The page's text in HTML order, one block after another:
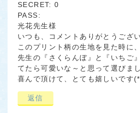
SECRET: 0
PASS:
光花先生様
いつも、コメントありがとうござ
このプリント柄の生地を見た時に、
先生の『さくらんぼ』と『いちご
てたら可愛いな～と思って選びま
喜んで頂けて、とても嬉しいです
返信